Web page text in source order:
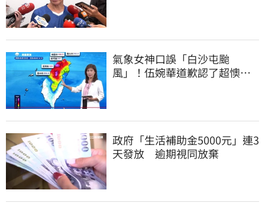
氣象女神口誤「白沙屯颱
風」！伍婉華道歉認了超懊
政府「生活補助金5000元」連3
天發放 逾期視同放棄